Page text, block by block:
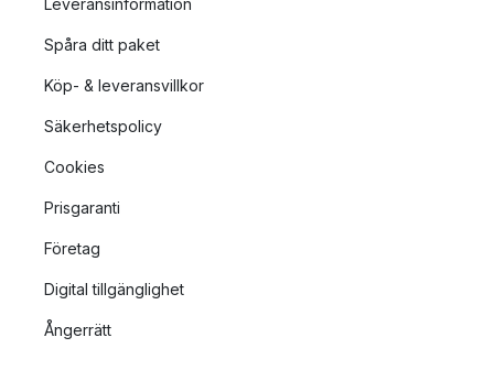
Leveransinformation
Spåra ditt paket
Köp- & leveransvillkor
Säkerhetspolicy
Cookies
Prisgaranti
Företag
Digital tillgänglighet
Ångerrätt